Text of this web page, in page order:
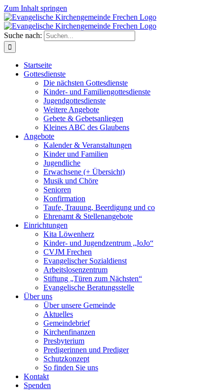
Zum Inhalt springen
Suche nach:
Startseite
Gottesdienste
Die nächsten Gottesdienste
Kinder- und Familiengottesdienste
Jugendgottesdienste
Weitere Angebote
Gebete & Gebetsanliegen
Kleines ABC des Glaubens
Angebote
Kalender & Veranstaltungen
Kinder und Familien
Jugendliche
Erwachsene (+ Übersicht)
Musik und Chöre
Senioren
Konfirmation
Taufe, Trauung, Beerdigung und co
Ehrenamt & Stellenangebote
Einrichtungen
Kita Löwenherz
Kinder- und Jugendzentrum „JoJo“
CVJM Frechen
Evangelischer Sozialdienst
Arbeitslosenzentrum
Stiftung „Türen zum Nächsten“
Evangelische Beratungsstelle
Über uns
Über unsere Gemeinde
Aktuelles
Gemeindebrief
Kirchenfinanzen
Presbyterium
Predigerinnen und Prediger
Schutzkonzept
So finden Sie uns
Kontakt
Spenden